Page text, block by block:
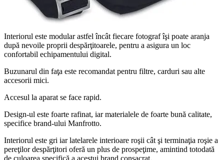
Interiorul este modular astfel încât fiecare fotograf îşi poate aranja
după nevoile proprii despărţitoarele, pentru a asigura un loc
confortabil echipamentului digital.
Buzunarul din faţa este recomandat pentru filtre, carduri sau alte
accesorii mici.
Accesul la aparat se face rapid.
Design-ul este foarte rafinat, iar materialele de foarte bună calitate,
specifice brand-ului Manfrotto.
Interiorul este gri iar latelarele interioare roşii cât şi terminaţia roşie a
pereţilor despărţitori oferă un plus de prospeţime, amintind totodată